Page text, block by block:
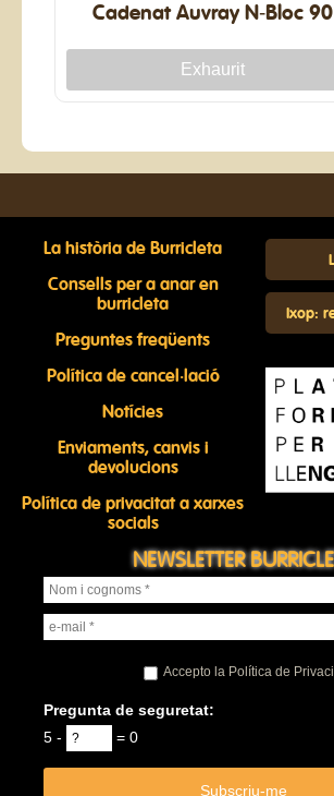
Cadenat Auvray N-Bloc 90
La història de Burricleta
Consells per a anar en
burricleta
Preguntes freqüents
Política de cancel·lació
Notícies
Enviaments, canvis i
devolucions
Política de privacitat a xarxes
socials
Ixop:
NEWSLETTER
Accepto la Política de
Pregunta de seguretat:
5 -
= 0